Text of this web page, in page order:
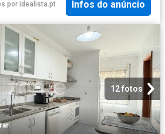
por idealista.pt Infos do anúncio
12 fotos